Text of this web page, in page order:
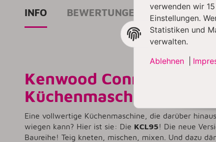
INFO BEWERTUNGEN
Kenwood Connect
Küchenmaschine im
Eine vollwertige Küchenmaschine, die darüber
wiegen kann? Hier ist sie: Die KCL95! Die neue
Baureihe! Teig kneten, mischen, mixen. Und dazu
verwenden wir
Einstellungen.
Statistiken und
verwalten.
Ablehnen